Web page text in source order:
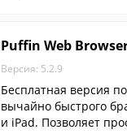
Puffin Web
Версия: 5.2.9
Бесплатная версия
вычайно быстрого
и iPad. Позволяет